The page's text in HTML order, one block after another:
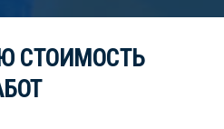
СТОИМОСТЬ